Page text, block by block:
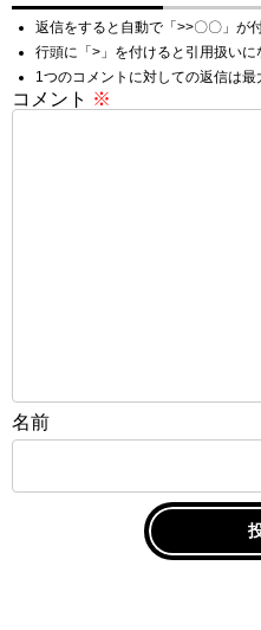
返信をすると自動で「>>〇〇」が
行頭に「>」を付けると引用扱いに
1つのコメントに対しての返信は最
コメント ※
名前